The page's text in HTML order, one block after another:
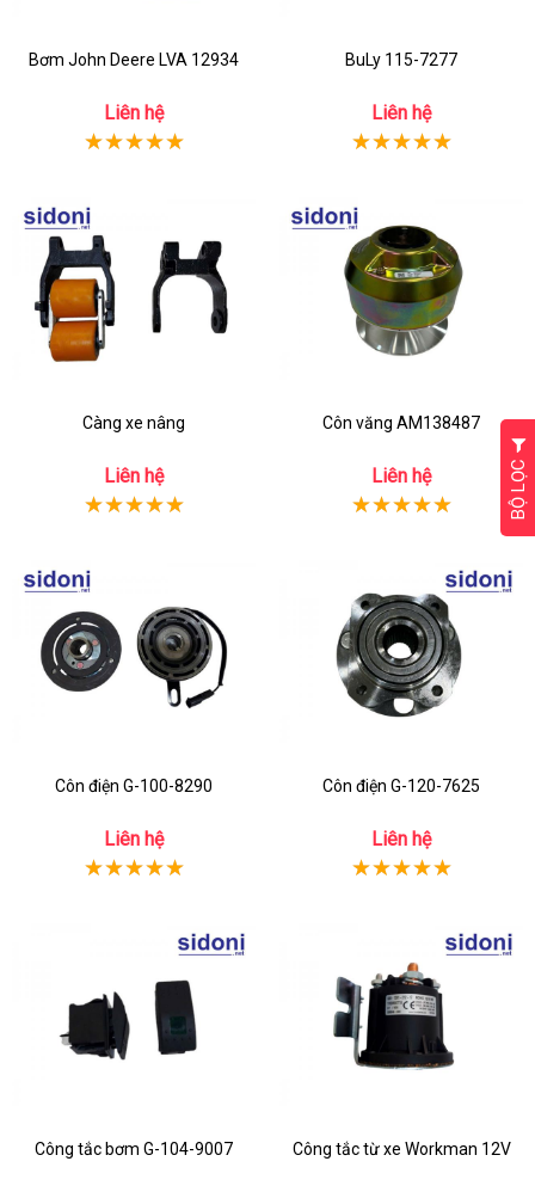
Bơm John Deere LVA 12934
Liên hệ
BuLy 115-7277
Liên hệ
Càng xe nâng
Liên hệ
Côn văng AM138487
Liên hệ
Côn điện G-100-8290
Liên hệ
Côn điện G-120-7625
Liên hệ
Công tắc bơm G-104-9007 Công tắc từ xe Workman 12V
BỘ LỌC